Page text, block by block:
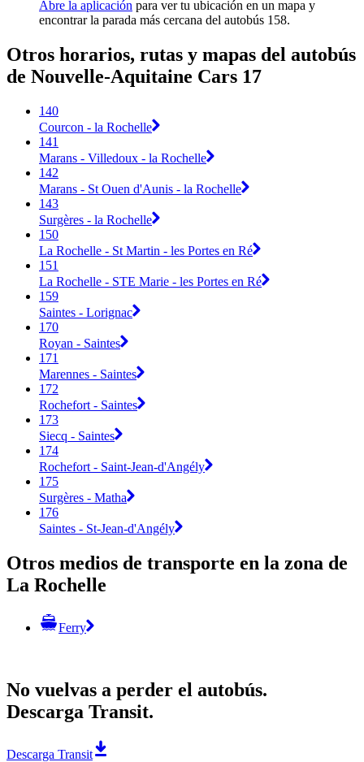
Abre la aplicación para ver tu ubicación en un mapa y
encontrar la parada más cercana del autobús 158.
Otros horarios, rutas y mapas del autobús
de Nouvelle-Aquitaine Cars 17
140
Courcon - la Rochelle
141
Marans - Villedoux - la Rochelle
142
Marans - St Ouen d'Aunis - la Rochelle
143
Surgères - la Rochelle
150
La Rochelle - St Martin - les Portes en Ré
151
La Rochelle - STE Marie - les Portes en Ré
159
Saintes - Lorignac
170
Royan - Saintes
171
Marennes - Saintes
172
Rochefort - Saintes
173
Siecq - Saintes
174
Rochefort - Saint-Jean-d'Angély
175
Surgères - Matha
176
Saintes - St-Jean-d'Angély
Otros medios de transporte en la zona de
La Rochelle
Ferry
No vuelvas a perder el autobús.
Descarga Transit.
Descarga Transit